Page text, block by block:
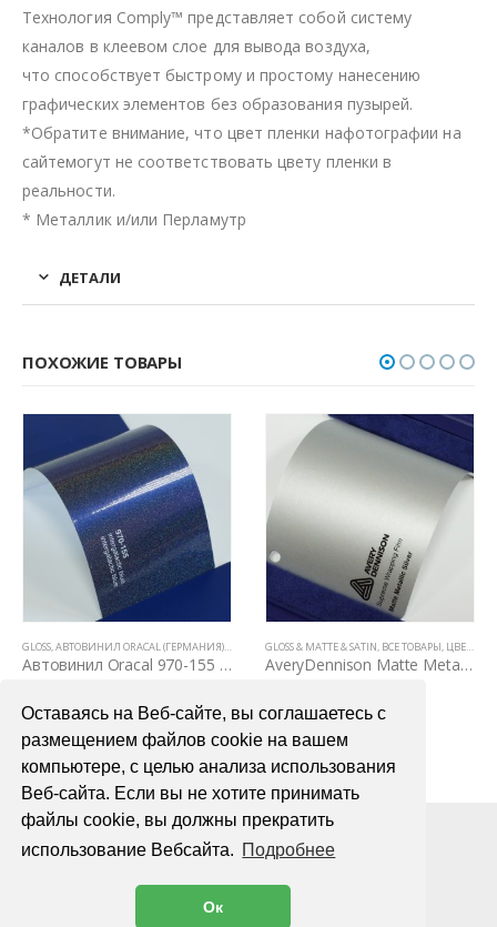
Оставаясь на Веб-сайте, вы соглашаетесь с
размещением файлов cookie на вашем
компьютере, с целью анализа использования
Веб-сайта. Если вы не хотите принимать
файлы cookie, вы должны прекратить
использование Вебсайта. Подробнее
Ок
Технология Comply™ представляет собой систему
каналов в клеевом слое для вывода воздуха,
что способствует быстрому и простому нанесению
графических элементов без образования пузырей.
*Обратите внимание, что цвет пленки нафотографии на
сайтемогут не соответствовать цвету пленки в
реальности.
* Металлик и/или Перламутр
ДЕТАЛИ
ПОХОЖИЕ ТОВАРЫ
GLOSS,АВТОВИНИЛ ORACAL (ГЕРМАНИЯ),ВСЕ ТОВАРЫ,ЦВЕТНЫЕ ВИНИЛОВЫЕ ПЛЕНКИ
Автовинил Oracal 970-155 intergalactic blue – “галактик” синий, глянец
В КОРЗИНУ
GLOSS & MATTE & SATIN, ВСЕ ТОВАРЫ, ЦВЕТНЫЕ ВИНИЛОВЫЕ ПЛЕНКИ
AveryDennison Matte Metallic Silver
В КОРЗИНУ